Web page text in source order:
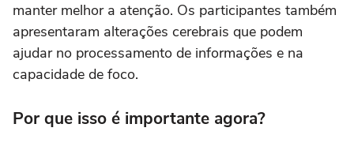
manter melhor a atenção. Os participantes também
apresentaram alterações cerebrais que podem
ajudar no processamento de informações e na
capacidade de foco.
Por que isso é importante agora?